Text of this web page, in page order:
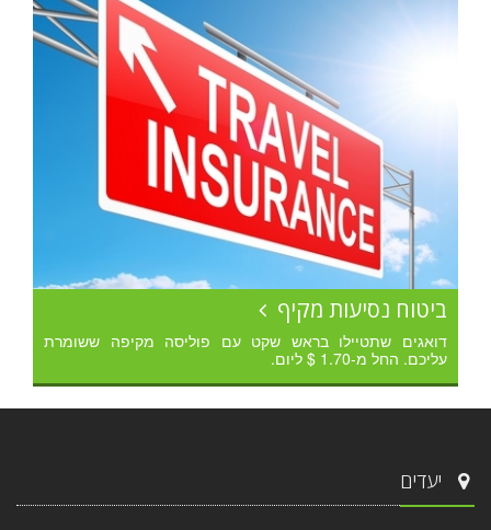
ביטוח נסיעות מקיף
דואגים שתטיילו בראש שקט עם פוליסה מקיפה ששומרת
עליכם. החל מ-1.70 $ ליום.
יעדים